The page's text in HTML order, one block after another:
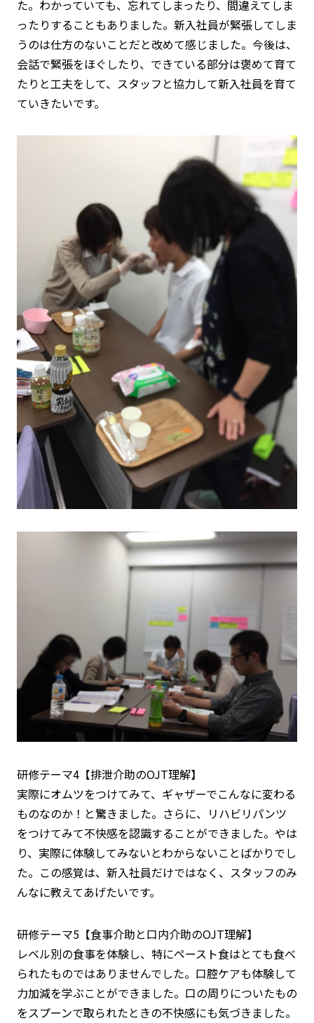
た。わかっていても、忘れてしまったり、間違えてしま
ったりすることもありました。新入社員が緊張してしま
うのは仕方のないことだと改めて感じました。今後は、
会話で緊張をほぐしたり、できている部分は褒めて育て
たりと工夫をして、スタッフと協力して新入社員を育て
ていきたいです。
研修テーマ4【排泄介助のOJT理解】
実際にオムツをつけてみて、ギャザーでこんなに変わる
ものなのか！と驚きました。さらに、リハビリパンツ
をつけてみて不快感を認識することができました。やは
り、実際に体験してみないとわからないことばかりでし
た。この感覚は、新入社員だけではなく、スタッフのみ
んなに教えてあげたいです。
研修テーマ5【食事介助と口内介助のOJT理解】
レベル別の食事を体験し、特にペースト食はとても食べ
られたものではありませんでした。口腔ケアも体験して
力加減を学ぶことができました。口の周りについたもの
をスプーンで取られたときの不快感にも気づきました。